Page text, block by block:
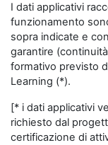
I dati applicativi
funzionamento
sopra indicate e
garantire
formativo previsto
Learning (*).
[* i dati applicativi
richiesto dal
certificazione di